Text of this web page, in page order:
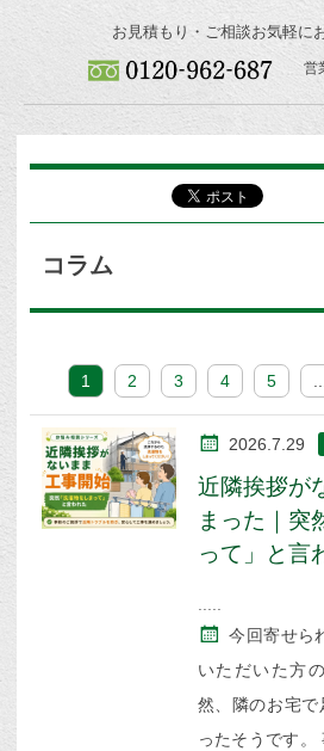
お見積もり・ご相談お気軽に
営
コラム
1 2 3 4 5
2026.7.29
近隣挨拶が
まった｜突
って」と言
今回寄せら
いただいた方
然、隣のお宅で
ったそうです。